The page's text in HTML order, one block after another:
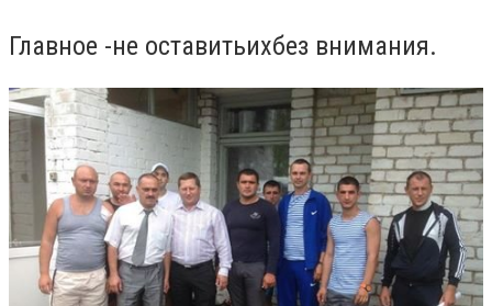
Главное -не оставитьихбез внимания.